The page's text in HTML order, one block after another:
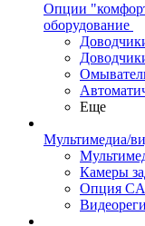
Опции
оборудование
Еще
Мультимедиа/
Камеры
Опция